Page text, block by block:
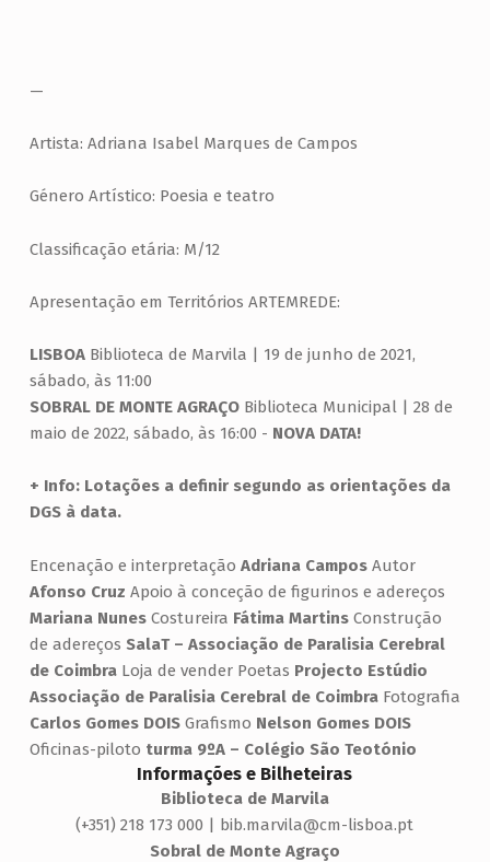
—
Artista: Adriana Isabel Marques de Campos
Género Artístico: Poesia e teatro
Classificação etária: M/12
Apresentação em Territórios ARTEMREDE:
LISBOABiblioteca de Marvila | 19 de junho de 2021,
sábado, às 11:00
SOBRAL DE MONTE AGRAÇOBiblioteca Municipal | 28 de
maio de 2022, sábado, às 16:00 - NOVA DATA!
+ Info: Lotações a definir segundo as orientações da
DGS à data.
Encenação e interpretação Adriana Campos Autor
Afonso Cruz Apoio à conceção de figurinos e adereços
Mariana Nunes Costureira Fátima Martins Construção
de adereços SalaT – Associação de Paralisia Cerebral
de Coimbra Loja de vender Poetas Projecto Estúdio
Associação de Paralisia Cerebral de CoimbraFotografia
Carlos Gomes DOIS Grafismo Nelson Gomes DOIS
Oficinas-piloto turma 9ºA – Colégio São Teotónio
Informações e Bilheteiras
Biblioteca de Marvila
(+351) 218 173 000 | bib.marvila@cm-lisboa.pt
Sobral de Monte Agraço